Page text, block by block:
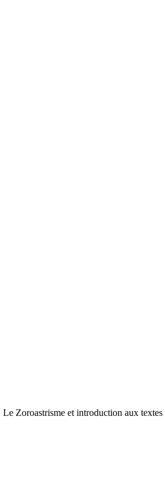
Le Zoroastrisme et introduction aux textes